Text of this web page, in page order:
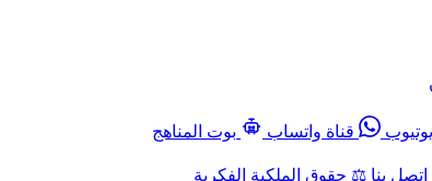
قناة واتساب
بوت المناهج
اتصل بنا ⚖️ حقوق الملكية الفكرية